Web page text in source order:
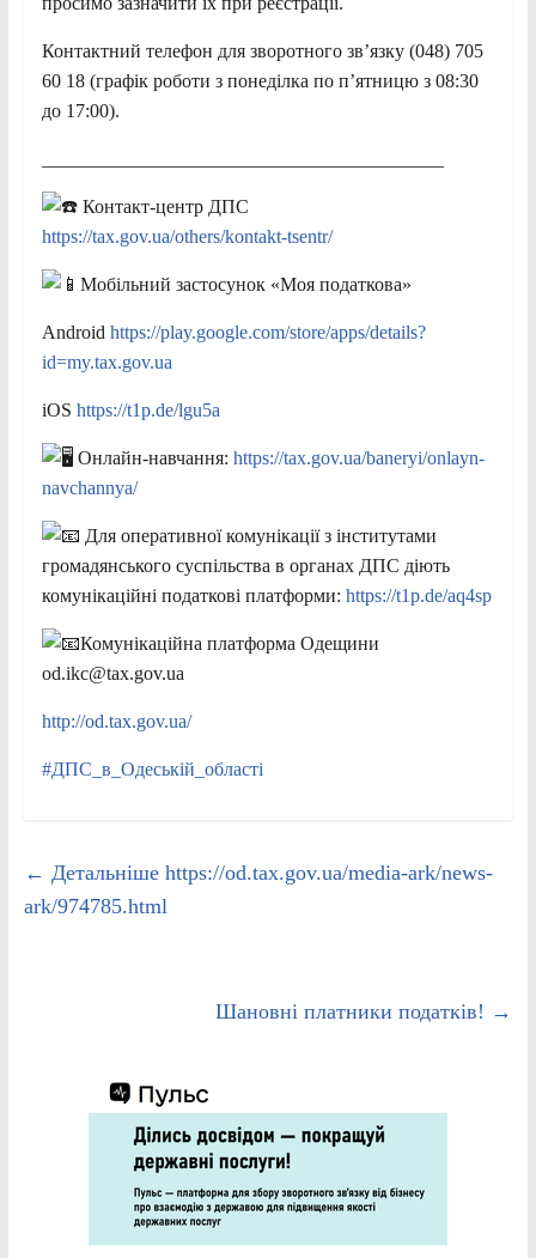
Контактний телефон для зворотного зв’язку (048) 705
60 18 (графік роботи з понеділка по п’ятницю з 08:30
до 17:00).
Контакт-центр ДПС
https://tax.gov.ua/others/kontakt-tsentr/
Мобільний застосунок «Моя податкова»
Android https://play.google.com/store/apps/details?
id=my.tax.gov.ua
iOS https://t1p.de/lgu5a
Онлайн-навчання: https://tax.gov.ua/baneryi/onlayn-
navchannya/
Для оперативної комунікації з інститутами
громадянського суспільства в органах ДПС діють
комунікаційні податкові платформи: https://t1p.de/aq4sp
Комунікаційна платформа Одещини
od.ikc@tax.gov.ua
http://od.tax.gov.ua/
#ДПС_в_Одеській_області
← Детальніше https://od.tax.gov.ua/media-ark/news-
ark/974785.html
Шановні платники податків! →